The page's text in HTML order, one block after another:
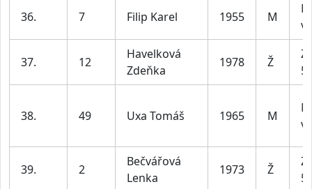
36. 7 Filip Karel 1955 M
37. 12
Havelková
Zdeňka
1978 Ž
38. 49 Uxa Tomáš 1965 M
39. 2
Bečvářová
Lenka
1973 Ž